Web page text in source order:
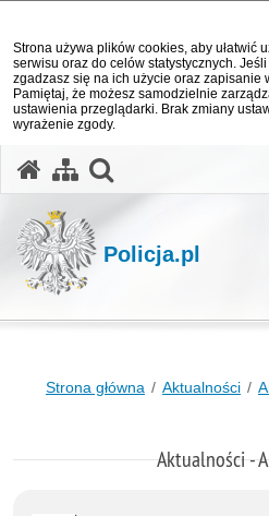
Strona używa plików cookies, aby ułatwić
serwisu oraz do celów statystycznych.
zgadzasz się na ich użycie oraz zapisanie
Pamiętaj, że możesz samodzielnie
ustawienia przeglądarki. Brak zmiany
wyrażenie zgody.
Policja.pl
Strona główna Aktualności
Aktualności -